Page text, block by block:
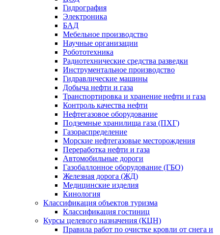
Гидрография
Электроника
БАД
Мебельное производство
Научные организации
Робототехника
Радиотехнические средства разведки
Инструментальное производство
Гидравлические машины
Добыча нефти и газа
Транспортировка и хранение нефти и газа
Контроль качества нефти
Нефтегазовое оборудование
Подземные хранилища газа (ПХГ)
Газораспределение
Морские нефтегазовые месторождения
Переработка нефти и газа
Автомобильные дороги
Газобаллонное оборудование (ГБО)
Железная дорога (ЖД)
Медицинские изделия
Кинология
Классификация объектов туризма
Классификация гостиниц
Курсы целевого назначения (КЦН)
Правила работ по очистке кровли от снега и